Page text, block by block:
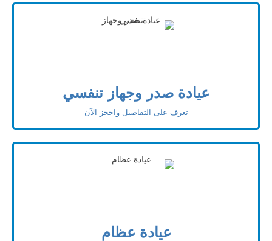
عيادة صدر وجهاز تنفسي
تعرف على التفاصيل واحجز الآن
عيادة عظام